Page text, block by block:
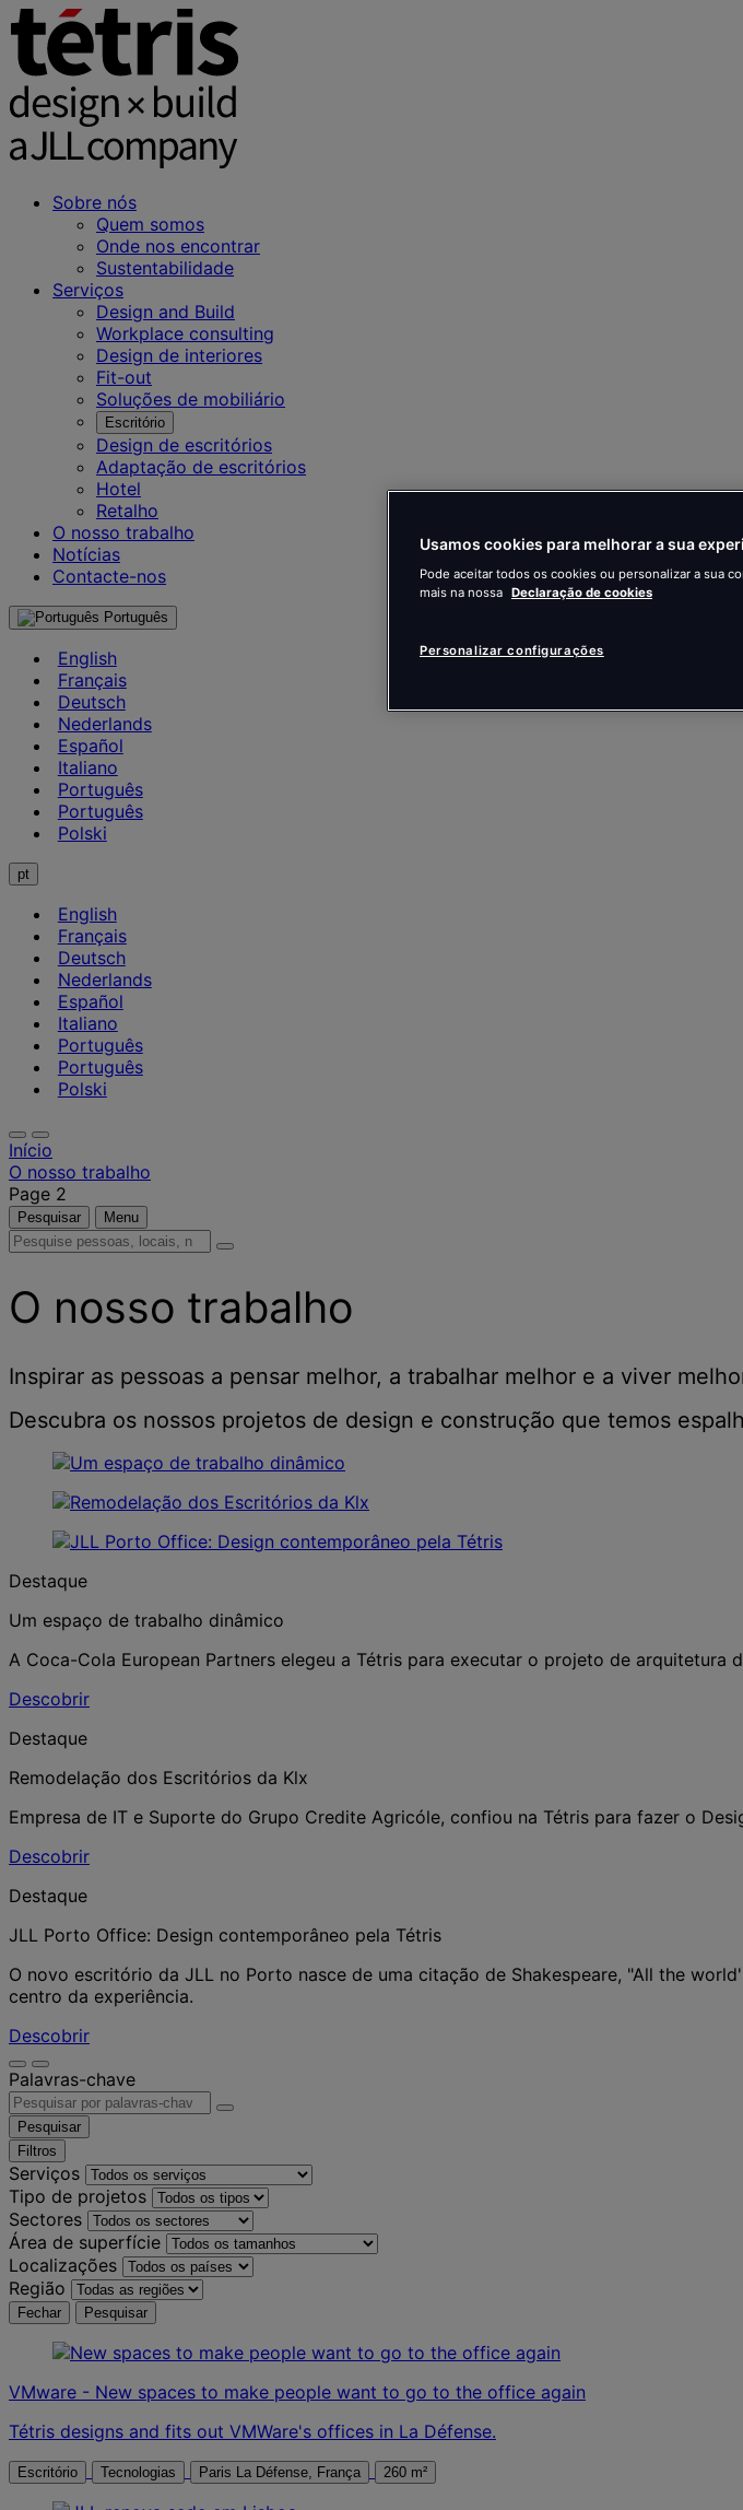
Sobre nós
Quem somos
Onde nos encontrar
Sustentabilidade
Serviços
Design and Build
Workplace consulting
Design de interiores
Fit-out
Soluções de mobiliário
Escritório
Design de escritórios
Adaptação de escritórios
Hotel
Retalho
O nosso trabalho
Notícias
Contacte-nos
Português
English
Français
Deutsch
Nederlands
Español
Italiano
Português
Português
Polski
pt
English
Français
Deutsch
Nederlands
Español
Italiano
Português
Português
Polski
Início
O nosso trabalho
Page 2
Pesquisar Menu
Pesquise
notícias
e
O nosso trabalho
Inspirar as pessoas a pensar melhor, a trabalhar melhor e a viver
Descubra os nossos projetos de design e construção que temos
Destaque
Um espaço de trabalho dinâmico
A Coca-Cola European Partners elegeu a Tétris para executar o projeto de
Descobrir
Destaque
Remodelação dos Escritórios da Klx
Empresa de IT e Suporte do Grupo Credite Agricóle, confiou na Tétris para fazer o
Descobrir
Destaque
JLL Porto Office: Design contemporâneo pela Tétris
O novo escritório da JLL no Porto nasce de uma citação de Shakespeare, "All the
centro da experiência.
Descobrir
Palavras-chave
Pesquisar
Filtros
Serviços
Tipo de projetos
Sectores
Área de superfície
Localizações
Região
Fechar Pesquisar
VMware - New spaces to make people want to go to the office again
Tétris designs and fits out VMWare's offices in La Défense.
Escritório Tecnologias Paris La Défense, França 260 m²
Usamos cookies para melhorar a sua
Pode aceitar todos os cookies ou personalizar a sua
mais na nossa Declaração de cookies
Personalizar configurações